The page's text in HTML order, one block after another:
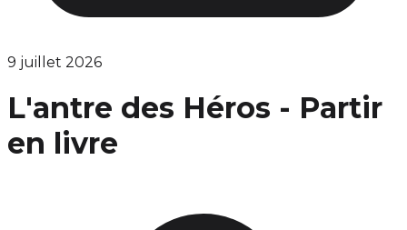
9 juillet 2026
L'antre des Héros - Partir
en livre